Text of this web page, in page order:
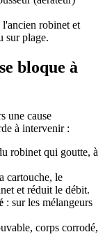
l'ancien robinet et
sur plage.
bloque à
une cause
à intervenir :
robinet qui goutte, à
cartouche, le
et réduit le débit.
: sur les mélangeurs
corps corrodé,